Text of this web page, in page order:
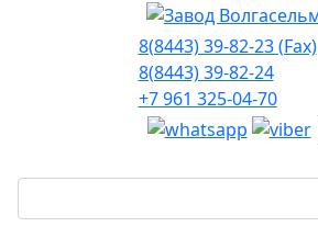
8(8443) 39-82-23 (Fax)
8(8443) 39-82-24
+7 961 325-04-70